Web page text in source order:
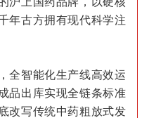
年古方拥有现代科学注
全智能化生产线高效运
品出库实现全链条标准
改写传统中药粗放式发